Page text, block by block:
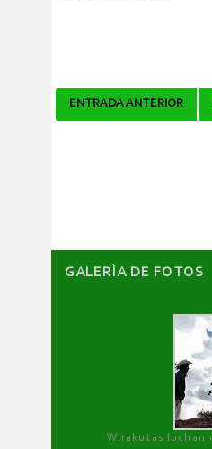
Navegador
ENTRADA ANTERIOR
GALERÌA DE FOTOS
Wirakutas luchan